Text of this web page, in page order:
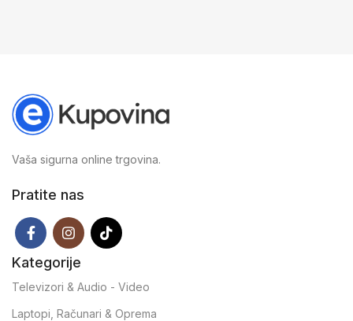
Vaša sigurna online trgovina.
Pratite nas
Kategorije
Televizori & Audio - Video
Laptopi, Računari & Oprema